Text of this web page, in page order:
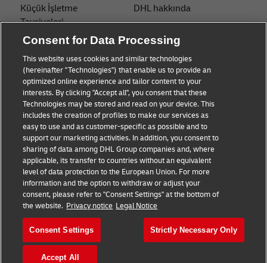
Küçük İşletme
Tavsiyeleri
E-ticaret Tavsiyeleri
B2B Tavsiyeleri
Lojistik Tavsiyeleri
Haberler ve Görüşler
DHL ile gönderin
DHL hakkında
Basın Merkezi
Sürdürülebilirlik
Yasal bildirim
Kullanım Şartları
Gizlilik
Çerez Ayarları
Bizi takip edin
Consent for Data Processing
This website uses cookies and similar technologies
(hereinafter "Technologies") that enable us to provide an
optimized online experience and tailor content to your
interests. By clicking "Accept all", you consent that these
Technologies may be stored and read on your device. This
includes the creation of profiles to make our services as
easy to use and as customer-specific as possible and to
support our marketing activities. In addition, you consent to
sharing of data among DHL Group companies and, where
applicable, its transfer to countries without an equivalent
level of data protection to the European Union. For more
information and the option to withdraw or adjust your
consent, please refer to "Consent Settings" at the bottom of
the website. Privacy notice Legal Notice
Consent Settings Strictly Necessary Only
Accept All